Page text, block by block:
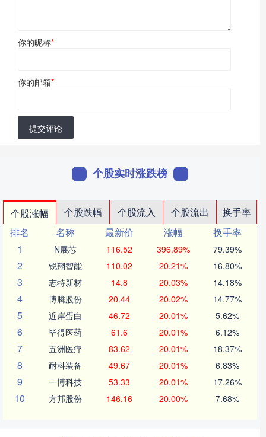
你的昵称*
你的邮箱*
提交评论
个股实时涨跌榜
个股涨幅 个股跌幅 个股流入 个股流出
换手率
排名
名称 最新价 涨幅
换手率
1
N展芯 116.52 396.89% 79.39%
2 锐翔智能 110.02 20.21% 16.80%
3 志特新材 14.8 20.03% 14.18%
4 博腾股份 20.44 20.02% 14.77%
5 近岸蛋白 46.72 20.01% 5.62%
6 毕得医药 61.6 20.01% 6.12%
7 五洲医疗 83.62 20.01% 18.37%
8 耐科装备 49.67 20.01% 6.83%
9 一博科技 53.33 20.01% 17.26%
10 方邦股份 146.16 20.00% 7.68%